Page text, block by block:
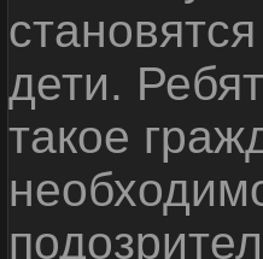
дети.
такое